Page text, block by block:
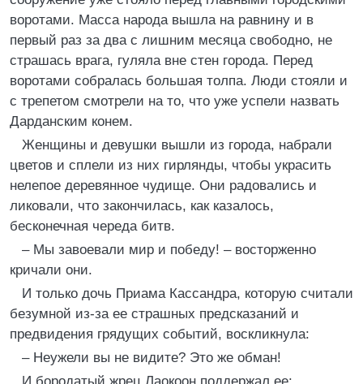
воротами. Масса народа вышла на равнину и в
первый раз за два с лишним месяца свободно, не
страшась врага, гуляла вне стен города. Перед
воротами собралась большая толпа. Люди стояли и
с трепетом смотрели на то, что уже успели назвать
Дарданским конем.
Женщины и девушки вышли из города, набрали
цветов и сплели из них гирлянды, чтобы украсить
нелепое деревянное чудище. Они радовались и
ликовали, что закончилась, как казалось,
бесконечная череда битв.
– Мы завоевали мир и победу! – восторженно
кричали они.
И только дочь Приама Кассандра, которую считали
безумной из-за ее страшных предсказаний и
предвидения грядущих событий, воскликнула:
– Неужели вы не видите? Это же обман!